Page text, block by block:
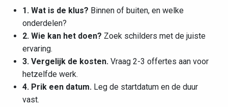
1. Wat is de klus? Binnen of buiten, en welke
onderdelen?
2. Wie kan het doen? Zoek schilders met de juiste
ervaring.
3. Vergelijk de kosten. Vraag 2-3 offertes aan voor
hetzelfde werk.
4. Prik een datum. Leg de startdatum en de duur
vast.